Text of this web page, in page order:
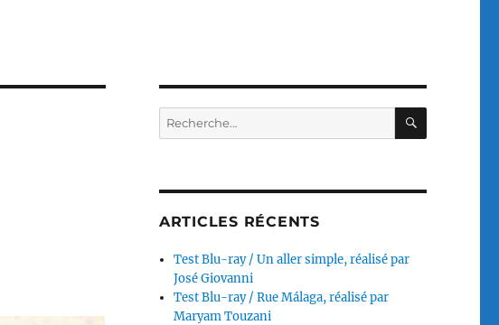
Recherche
pour :
ARTICLES RÉCENTS
Test Blu-ray / Un aller simple, réalisé par
José Giovanni
Test Blu-ray / Rue Málaga, réalisé par
Maryam Touzani